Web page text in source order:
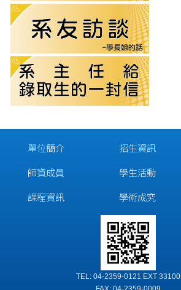
單位簡介
師資成員
課程資訊
招生資訊
學生活動
學術成究
TEL: 04-2359-0121 EXT 33100